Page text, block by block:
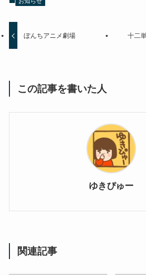
ぽんちアニメ劇場 十二
この記事を書いた人
ゆきぴゅー
関連記事